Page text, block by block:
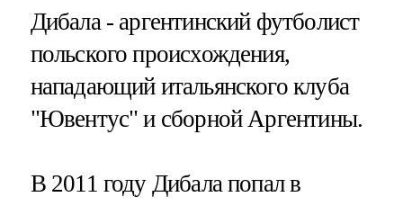
Дибала - аргентинский футболист
польского происхождения,
нападающий итальянского клуба
"Ювентус" и сборной Аргентины.
В 2011 году Дибала попал в